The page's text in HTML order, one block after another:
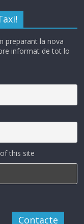
preparant la nova
informat de tot lo
this site
Contacte